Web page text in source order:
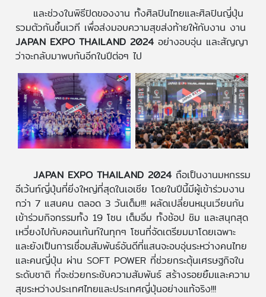
และช่วงในพิธีปิดของงาน ทั้งศิลปินไทยและศิลปินญี่ปุ่น
รวมตัวกันขึ้นเวที เพื่อส่งมอบความสุขส่งท้ายให้กับงาน งาน
JAPAN EXPO THAILAND 2024 อย่างอบอุ่น และสัญญา
ว่าจะกลับมาพบกันอีกในปีต่อๆ ไป
JAPAN EXPO THAILAND 2024 ถือเป็นงานมหกรรม
อีเว้นท์ญี่ปุ่นที่ยิ่งใหญ่ที่สุดในเอเชีย โดยในปีนี้มีผู้เข้าร่วมงาน
กว่า 7 แสนคน ตลอด 3 วันเต็ม!!! ผลัดเปลี่ยนหมุนเวียนกัน
เข้าร่วมกิจกรรมทั้ง 19 โซน เต็มอิ่ม ทั้งช้อป ชิม และสนุกสุด
เหวี่ยงไปกับคอนเท้นท์ในทุกๆ โซนที่จัดเตรียมมาโดยเฉพาะ
และยังเป็นการเชื่อมสัมพันธ์อันดีที่แสนจะอบอุ่นระหว่างคนไทย
และคนญี่ปุ่น ผ่าน SOFT POWER ที่ช่วยกระตุ้นเศรษฐกิจใน
ระดับชาติ ที่จะช่วยกระชับความสัมพันธ์ สร้างรอยยิ้มและความ
สุขระหว่างประเทศไทยและประเทศญี่ปุ่นอย่างแท้จริง!!!